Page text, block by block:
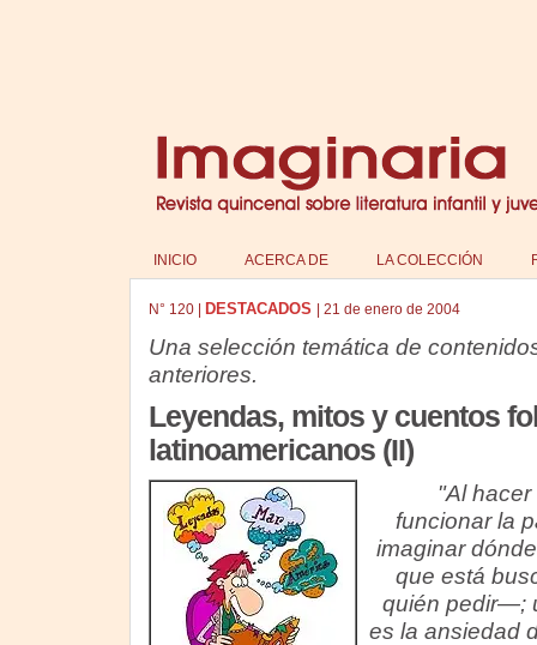
INICIO ACERCA DE LA COLECCIÓN
N° 120| DESTACADOS 21 de enero de 2004
Una selección temática de
anteriores.
Leyendas, mitos y cuentos
latinoamericanos (II)
"Al
funcionar la
imaginar
que está
quién pedir—;
es la ansiedad